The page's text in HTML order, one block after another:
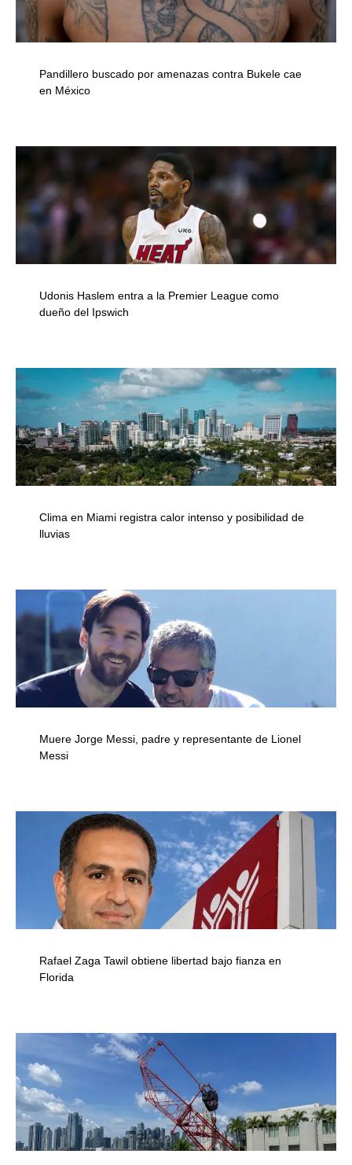
Pandillero buscado por amenazas contra Bukele cae
en México
Udonis Haslem entra a la Premier League como
dueño del Ipswich
Clima en Miami registra calor intenso y posibilidad de
lluvias
Muere Jorge Messi, padre y representante de Lionel
Messi
Rafael Zaga Tawil obtiene libertad bajo fianza en
Florida